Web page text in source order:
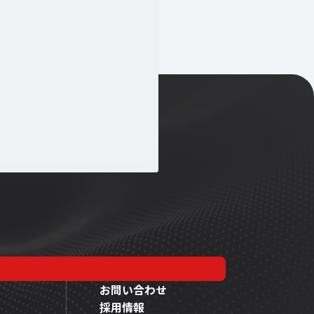
お問い合わせ
採用情報